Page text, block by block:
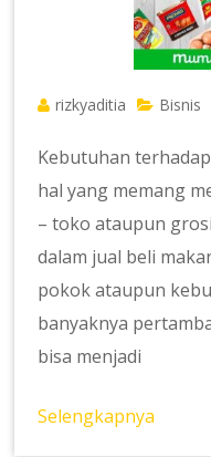
rizkyaditia Bisnis
Kebutuhan
hal yang memang
– toko ataupun
dalam jual beli
pokok ataupun
banyaknya
bisa menjadi
Selengkapnya